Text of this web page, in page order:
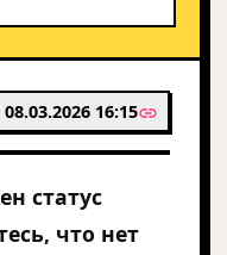
08.03.2026 16:15
статус
что нет